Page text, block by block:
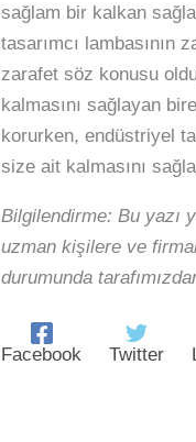
sağlam bir kalkan
tasarımcı
zarafet söz konusu
kalmasını sağlayan
korurken, endüstriyel
size ait kalmasını
Bilgilendirme: Bu yazı
uzman kişilere ve
durumunda
Facebook Twitter